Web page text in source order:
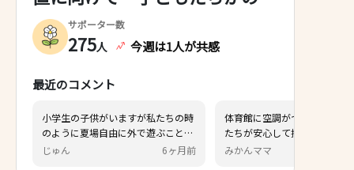
のびと体を動かせる環境づくり
～
サポーター数
275人 今週は1人が共感
最近のコメント
いますが私たちの時
由に外で遊ぶことす
可哀想なので、空
6ヶ月前
体育館に空調がつくことで、子ども
たちが安心して授業や行事に参加で
きるのは本当にありがたいです。
みかんママ 8ヶ月前